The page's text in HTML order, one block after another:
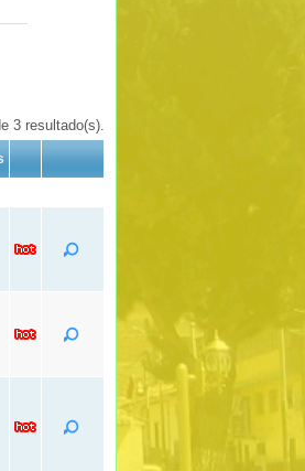
3 resultado(s).